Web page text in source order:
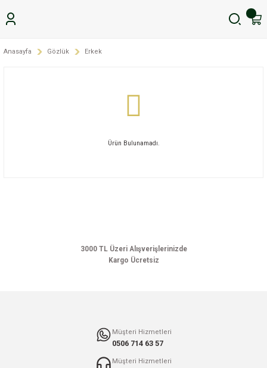
Anasayfa Gözlük Erkek
Ürün Bulunamadı.
3000 TL Üzeri Alışverişlerinizde
Kargo Ücretsiz
Müşteri Hizmetleri
0506 714 63 57
Müşteri Hizmetleri